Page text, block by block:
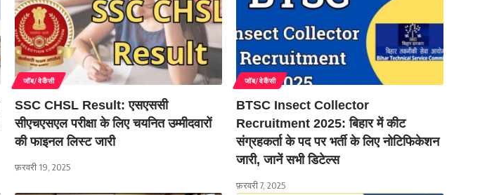
जॉब/वेकैंसी
SSC CHSL Result: एसएससी
सीएचएसएल परीक्षा के लिए चयनित उम्मीदवारों
की फाइनल लिस्ट जारी
फ़रवरी 19, 2025
जॉब/वेकैंसी
BTSC Insect Collector
Recruitment 2025: बिहार में कीट
संग्रहकर्ता के पद पर भर्ती के लिए नोटिफिकेशन
जारी, जानें सभी डिटेल्स
फ़रवरी 7, 2025